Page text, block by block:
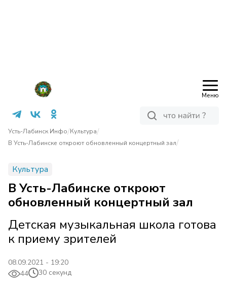
Меню
Усть-Лабинск Инфо/Культура/
В Усть-Лабинске откроют обновленный концертный зал/
Культура
В Усть-Лабинске откроют
обновленный концертный зал
Детская музыкальная школа готова
к приему зрителей
08.09.2021 - 19:20
44
30 секунд